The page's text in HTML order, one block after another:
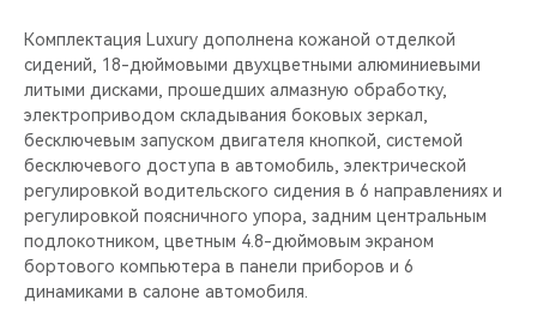
Комплектация Luxury дополнена кожаной отделкой
сидений, 18-дюймовыми двухцветными алюминиевыми
литыми дисками, прошедших алмазную обработку,
электроприводом складывания боковых зеркал,
бесключевым запуском двигателя кнопкой, системой
бесключевого доступа в автомобиль, электрической
регулировкой водительского сидения в 6 направлениях и
регулировкой поясничного упора, задним центральным
подлокотником, цветным 4.8-дюймовым экраном
бортового компьютера в панели приборов и 6
динамиками в салоне автомобиля.